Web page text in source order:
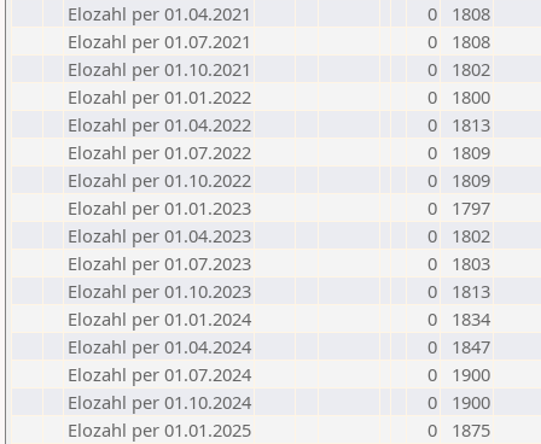
Elozahl per 01.04.2021
0
1808
Elozahl per 01.07.2021
0
1808
Elozahl per 01.10.2021
0
1802
Elozahl per 01.01.2022
0
1800
Elozahl per 01.04.2022
0
1813
Elozahl per 01.07.2022
0
1809
Elozahl per 01.10.2022
0
1809
Elozahl per 01.01.2023
0
1797
Elozahl per 01.04.2023
0
1802
Elozahl per 01.07.2023
0
1803
Elozahl per 01.10.2023
0
1813
Elozahl per 01.01.2024
0
1834
Elozahl per 01.04.2024
0
1847
Elozahl per 01.07.2024
0
1900
Elozahl per 01.10.2024
0
1900
Elozahl per 01.01.2025
0
1875